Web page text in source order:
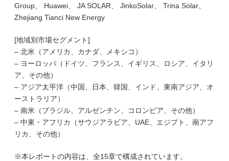
Group、 Huawei、 JA SOLAR、 JinkoSolar、 Trina Solar、
Zhejiang Tianci New Energy
[地域別市場セグメント]
– 北米（アメリカ、カナダ、メキシコ）
– ヨーロッパ（ドイツ、フランス、イギリス、ロシア、イタリ
ア、その他）
– アジア太平洋（中国、日本、韓国、インド、東南アジア、オ
ーストラリア）
– 南米（ブラジル、アルゼンチン、コロンビア、その他）
– 中東・アフリカ（サウジアラビア、UAE、エジプト、南アフ
リカ、その他）
※本レポートの内容は、全15章で構成されています。